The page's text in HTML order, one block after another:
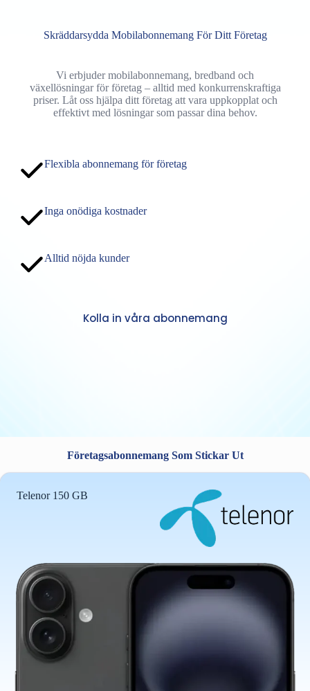
Skräddarsydda Mobilabonnemang För Ditt Företag
Vi erbjuder mobilabonnemang, bredband och
växellösningar för företag – alltid med konkurrenskraftiga
priser. Låt oss hjälpa ditt företag att vara uppkopplat och
effektivt med lösningar som passar dina behov.
Flexibla abonnemang för företag
Inga onödiga kostnader
Alltid nöjda kunder
Kolla in våra abonnemang
Företagsabonnemang Som Stickar Ut
Telenor 150 GB